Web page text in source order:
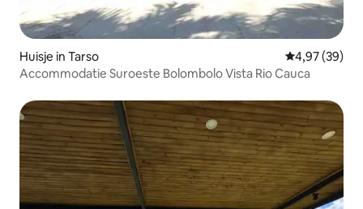
Huisje in Tarso Gemiddelde
4,97 (39)
Accommodatie Suroeste Bolombolo Vista Rio Cauca